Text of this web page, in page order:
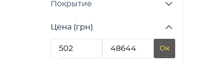
Покрытие
Цена (грн)
Ок